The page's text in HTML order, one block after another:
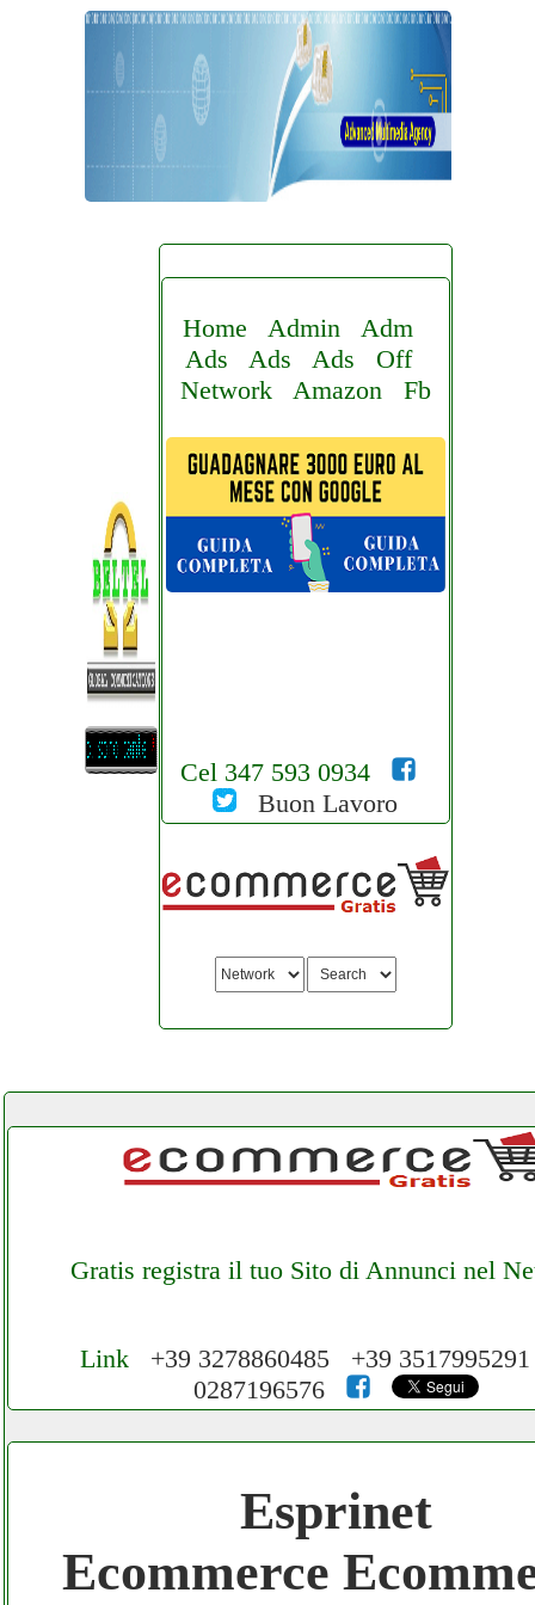
Home Admin
Adm
Ads
Ads Ads
Off
Network
Amazon Fb
Cel 347 593 0934
Buon Lavoro
Gratis registra il tuo Sito di Annunci nel
Cerchiamo Collaboratori per Lavoro nel
3.000 € Mese
Gratis registra il tuo Ecommerce nel
Link +39 3278860485 +39
0287196576
Esprinet
Ecommerce